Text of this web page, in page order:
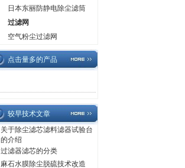
日本东丽防静电除尘滤筒
过滤网
空气粉尘过滤网
点击量多的产品
较早技术文章
关于除尘滤芯滤料滤器试验台
的介绍
过滤器滤芯的分类
麻石水膜除尘脱硫技术改造